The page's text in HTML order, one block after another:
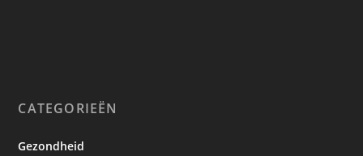
CATEGORIEËN
Gezondheid